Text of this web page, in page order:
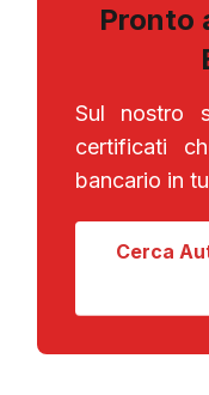
Pronto
Sul nostro
certificati
bancario in
Cerca